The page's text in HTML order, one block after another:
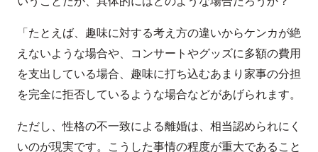
「たとえば、趣味に対する考え方の違いからケンカが絶
えないような場合や、コンサートやグッズに多額の費用
を支出している場合、趣味に打ち込むあまり家事の分担
を完全に拒否しているような場合などがあげられます。
ただし、性格の不一致による離婚は、相当認められにく
いのが現実です。こうした事情の程度が重大であること